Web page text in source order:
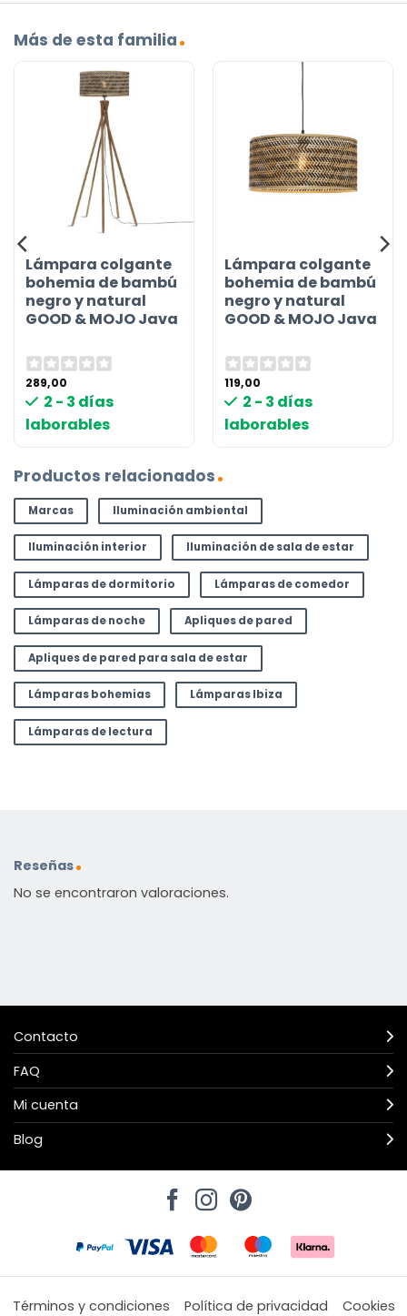
Más de esta familia
Lámpara colgante
bohemia de bambú
negro y natural
GOOD & MOJO Java
289,00
2 - 3 días
laborables
Lámpara colgante
bohemia de bambú
negro y natural
GOOD & MOJO Java
119,00
2 - 3 días
laborables
Productos relacionados
Marcas Iluminación ambiental
Iluminación interior Iluminación de sala de estar
Lámparas de dormitorio Lámparas de comedor
Lámparas de noche Apliques de pared
Apliques de pared para sala de estar
Lámparas bohemias Lámparas Ibiza
Lámparas de lectura
Reseñas
No se encontraron valoraciones.
Contacto
FAQ
Mi cuenta
Blog
Términos y condiciones Política de privacidad Cookies